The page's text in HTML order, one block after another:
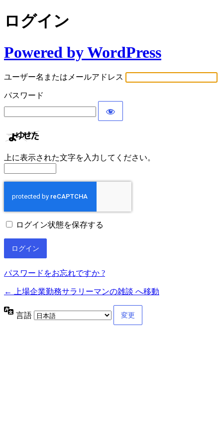
ログイン
Powered by WordPress
ユーザー名またはメールアドレス
パスワード
上に表示された文字を入力してください。
ログイン状態を保存する
パスワードをお忘れですか ?
← 上場企業勤務サラリーマンの雑談 へ移動
言語